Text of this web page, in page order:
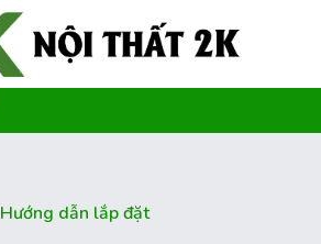
Hướng dẫn lắp đặt